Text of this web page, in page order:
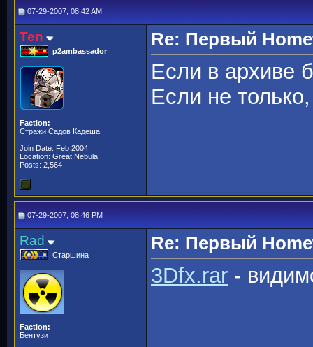
07-29-2007, 08:42 AM
Ten
p2ambassador
Faction:
Стражи Садов Кадеша
Join Date: Feb 2004
Location: Great Nebula
Posts: 2,564
Re: Первый
Если в архиве
Если не
07-29-2007, 08:46 PM
Rad
Старшина
Faction:
Бентузи
Re: Первый
3Dfx.rar -